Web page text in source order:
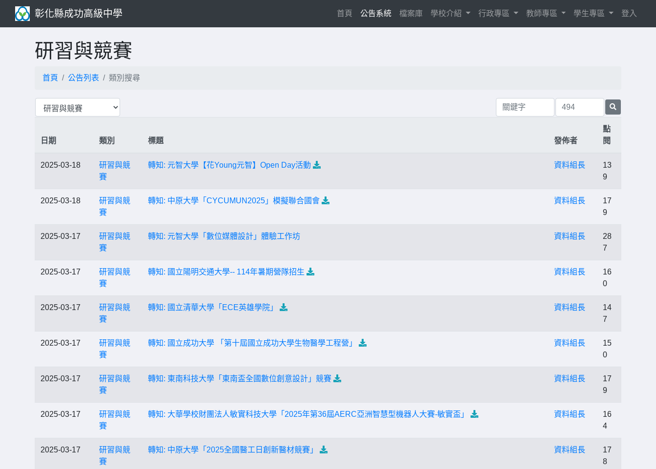
彰化縣成功高級中學 首頁 (current)
公告系統 檔案庫 學校介紹 行政專區 教師專區 學生專區 登入
研習與競賽
首頁 公告列表 類別搜尋
日期 類別 標題 發佈者
點
閱
2025-03-18
研習與競
賽
轉知: 元智大學【花Young元智】Open Day活動 資料組長
13
9
2025-03-18
研習與競
賽
轉知: 中原大學「CYCUMUN2025」模擬聯合國會 資料組長
17
9
2025-03-17
研習與競
賽
轉知: 元智大學「數位媒體設計」體驗工作坊 資料組長
28
7
2025-03-17
研習與競
賽
轉知: 國立陽明交通大學-- 114年暑期營隊招生 資料組長
16
0
2025-03-17
研習與競
賽
轉知: 國立清華大學「ECE英雄學院」 資料組長
14
7
2025-03-17
研習與競
賽
轉知: 國立成功大學 「第十屆國立成功大學生物醫學工程營」 資料組長
15
0
2025-03-17
研習與競
賽
轉知: 東南科技大學「東南盃全國數位創意設計」競賽 資料組長
17
9
2025-03-17
研習與競
賽
轉知: 大華學校財團法人敏實科技大學「2025年第36屆AERC亞洲智慧型機器人大賽-敏實盃」 資料組長
16
4
2025-03-17
研習與競
賽
轉知: 中原大學「2025全國醫工日創新醫材競賽」 資料組長
17
8